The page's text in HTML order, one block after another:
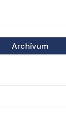
Archívum